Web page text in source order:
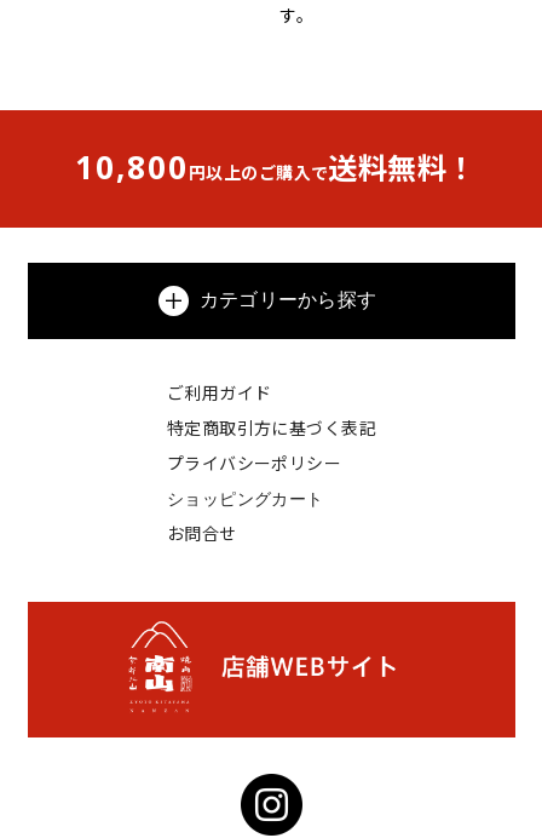
す。
10,800 円以上のご購入で送料無料！
カテゴリーから探す
ご利用ガイド
特定商取引方に基づく表記
プライバシーポリシー
ショッピングカート
お問合せ